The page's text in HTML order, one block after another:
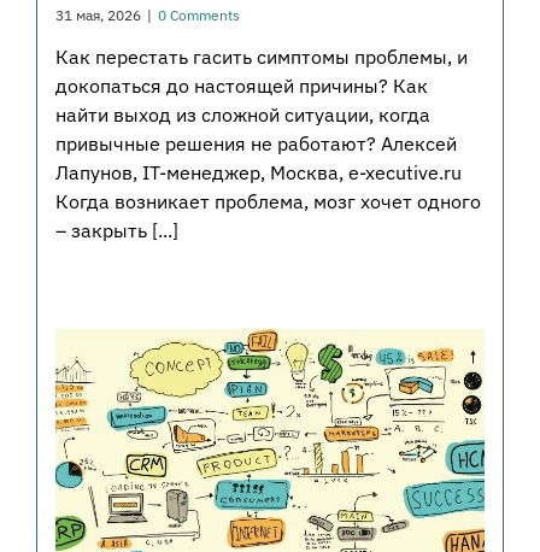
31 мая, 2026 | 0 Comments
Как перестать гасить симптомы проблемы, и
докопаться до настоящей причины? Как
найти выход из сложной ситуации, когда
привычные решения не работают? Алексей
Лапунов, IT-менеджер, Москва, e-xecutive.ru
Когда возникает проблема, мозг хочет одного
– закрыть [...]